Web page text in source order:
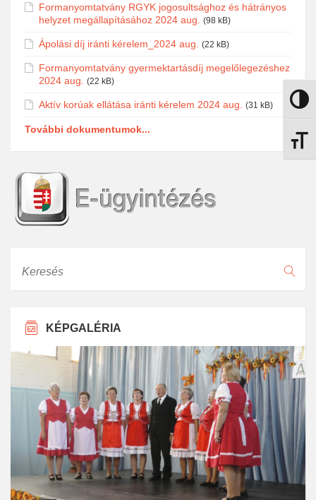
Nagy
Formanyomtatvány RGYK jogosultsághoz és hátrányos
helyzet megállapításához 2024 aug.
(98 kB)
Ápolási díj iránti kérelem_2024 aug. (22 kB)
Formanyomtatvány gyermektartásdíj megelőlegezéshez
2024 aug.
(22 kB)
Aktív korúak ellátása iránti kérelem 2024 aug. (31 kB)
További dokumentumok...
KÉPGALÉRIA